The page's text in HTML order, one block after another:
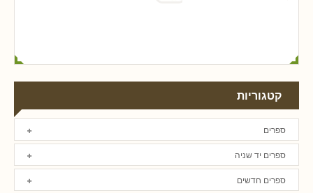
קטגוריות
ספרים
ספרים יד שניה
ספרים חדשים